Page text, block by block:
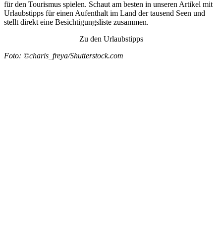
für den Tourismus spielen. Schaut am besten in unseren Artikel mit
Urlaubstipps für einen Aufenthalt im Land der tausend Seen und
stellt direkt eine Besichtigungsliste zusammen.
Zu den Urlaubstipps
Foto: ©charis_freya/Shutterstock.com